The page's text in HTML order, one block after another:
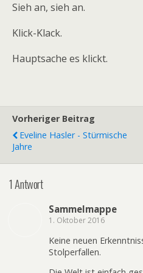
Sieh an, sieh an.
Klick-Klack.
Hauptsache es klickt.
Vorheriger Beitrag
Eveline Hasler - Stürmische
Jahre
1 Antwort
Sammelmappe
1. Oktober 2016
Keine neuen
Stolperfallen.